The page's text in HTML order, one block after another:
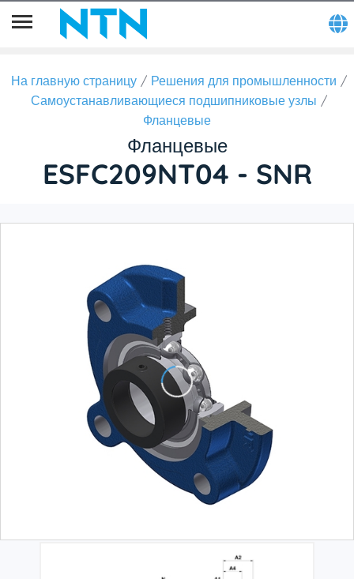
На главную страницу
Решения для промышленности
Самоустанавливающиеся подшипниковые узлы
Фланцевые
Фланцевые
ESFC209NT04 - SNR